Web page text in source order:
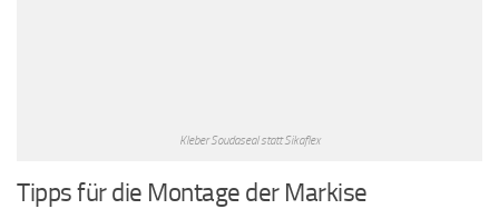
Kleber Soudaseal statt Sikaflex
Tipps für die Montage der Markise